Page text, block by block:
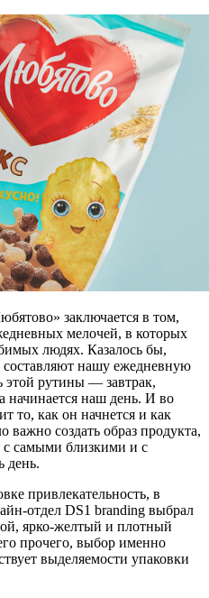
заключается в том,
мелочей, в которых
людях. Казалось бы,
нашу ежедневную
этой рутины — завтрак,
начинается наш день. И во
то, как он начнется и как
создать образ продукта,
с самыми близкими и с
день.
привлекательность, в
отдел DS1 branding выбрал
ярко-желтый и плотный
прочего, выбор именно
выделяемости упаковки